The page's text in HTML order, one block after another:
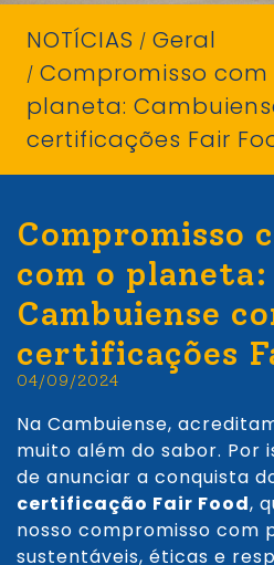
NOTÍCIAS
Geral
Compromisso
planeta:
certificações Fair
Compromisso
com o planeta:
Cambuiense
certificações
04/09/2024
Na Cambuiense,
muito além do sabor. Por
de anunciar a conquista
certificação Fair Food,
nosso compromisso com
sustentáveis, éticas e